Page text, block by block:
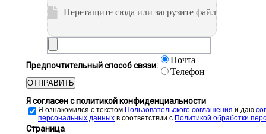
Перетащите сюда или загрузите файл
Предпочтительный способ связи:
Почта
Телефон
ОТПРАВИТЬ
Я согласен с политикой конфиденциальности
Я ознакомился с текстом Пользовательского соглашения и даю
персональных данных в соответствии с Политикой обработки
Страница